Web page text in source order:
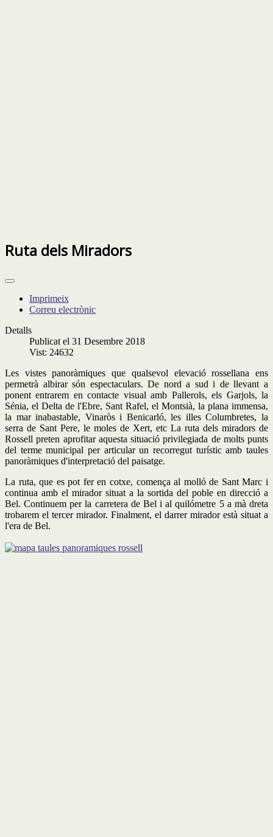
Ruta dels Miradors
Imprimeix
Correu electrònic
Detalls
Publicat el 31 Desembre 2018
Vist: 24632
Les vistes panoràmiques que qualsevol elevació rossellana ens
permetrà albirar són espectaculars. De nord a sud i de llevant a
ponent entrarem en contacte visual amb Pallerols, els Garjols, la
Sénia, el Delta de l'Ebre, Sant Rafel, el Montsià, la plana immensa,
la mar inabastable, Vinaròs i Benicarló, les illes Columbretes, la
serra de Sant Pere, le moles de Xert, etc La ruta dels miradors de
Rossell preten aprofitar aquesta situació privilegiada de molts punts
del terme municipal per articular un recorregut turístic amb taules
panoràmiques d'interpretació del paisatge.
La ruta, que es pot fer en cotxe, comença al molló de Sant Marc i
continua amb el mirador situat a la sortida del poble en direcció a
Bel. Continuem per la carretera de Bel i al quilómetre 5 a mà dreta
trobarem el tercer mirador. Finalment, el darrer mirador està situat a
l'era de Bel.